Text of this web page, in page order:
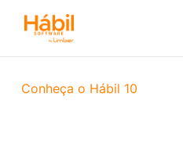
l
Conheça o Hábil 10